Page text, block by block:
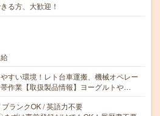
る方、大歓迎！
すい環境！レト台車運搬、機械オペレー
作業【取扱製品情報】ヨーグルトや…
ランクOK / 英語力不要